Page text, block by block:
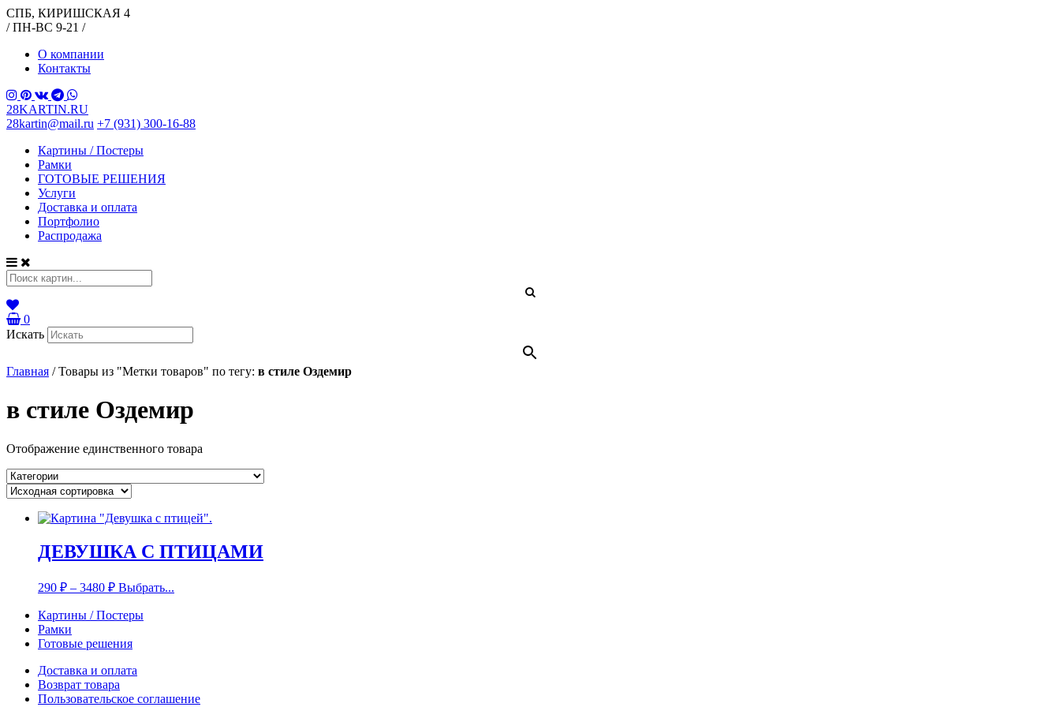
СПБ, КИРИШСКАЯ 4
/ ПН-ВС 9-21 /
О компании
Контакты
28KARTIN.RU
28kartin@mail.ru +7 (931) 300-16-88
Картины / Постеры
Рамки
ГОТОВЫЕ РЕШЕНИЯ
Услуги
Доставка и оплата
Портфолио
Распродажа
0
Искать
Главная /Товары из "Метки товаров" по тегу: в стиле Оздемир
в стиле Оздемир
Отображение единственного товара
ДЕВУШКА С ПТИЦАМИ
290 ₽ – 3480 ₽ Выбрать...
Картины / Постеры
Рамки
Готовые решения
Доставка и оплата
Возврат товара
Пользовательское соглашение